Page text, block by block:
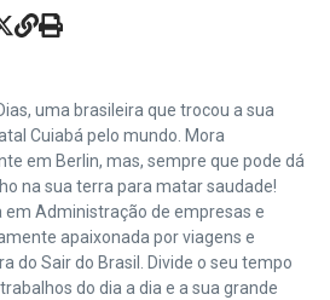
uma brasileira que trocou a sua
Cuiabá pelo mundo. Mora
em Berlin, mas, sempre que pode dá
na sua terra para matar saudade!
em Administração de empresas e
apaixonada por viagens e
do Sair do Brasil. Divide o seu tempo
do dia a dia e a sua grande